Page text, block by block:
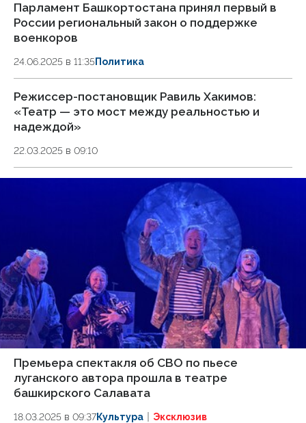
Парламент Башкортостана принял первый в
России региональный закон о поддержке
военкоров
24.06.2025 в 11:35 Политика
Режиссер-постановщик Равиль Хакимов:
«Театр — это мост между реальностью и
надеждой»
22.03.2025 в 09:10
Премьера спектакля об СВО по пьесе
луганского автора прошла в театре
башкирского Салавата
18.03.2025 в 09:37Культура Эксклюзив